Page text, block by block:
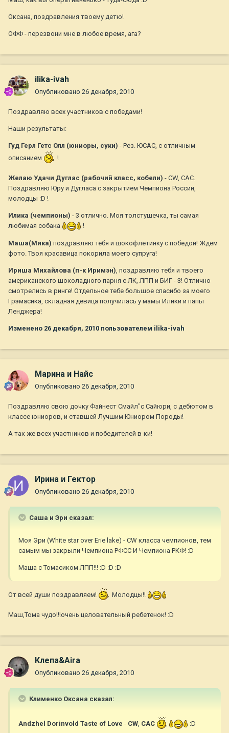
Оксана, поздравления твоему детю!
ОФФ - перезвони мне в любое время, ага?
ilika-ivah
Опубликовано 26 декабря, 2010
Поздравляю всех участников с победами!
Наши результаты:
Гуд Герл Гетс Олл (юниоры, суки) - Рез. ЮСАС, с отличным
описанием
!
Желаю Удачи Дуглас (рабочий класс, кобели) - CW, CAC.
Поздравляю Юру и Дугласа с закрытием Чемпиона России,
молодцы :D !
Илика (чемпионы) - 3 отлично. Моя толстушечка, ты самая
любимая собака
!
Маша(Мика) поздравляю тебя и шокофлетинку с победой! Ждем
фото. Твоя красавица покорила моего супруга!
Ириша Михайлова (п-к Иримэн) , поздравляю тебя и твоего
американского шоколадного парня с ЛК, ЛПП и БИГ - 3! Отлично
смотрелись в ринге! Отдельное тебе большое спасибо за моего
Грэмасика, складная девица получилась у мамы Илики и папы
Ленджера!
Изменено 26 декабря, 2010 пользователем ilika-ivah
Марина и Найс
Опубликовано 26 декабря, 2010
Поздравляю свою дочку Файнест Смайл"с Сайюри, с дебютом в
классе юниоров, и ставшей Лучшим Юниором Породы!
А так же всех участников и победителей в-ки!
Ирина и Гектор
Опубликовано 26 декабря, 2010
Саша и Эри сказал:
Моя Эри (White star over Erie lake) - СW класса чемпионов, тем
самым мы закрыли Чемпиона РФСС И Чемпиона РКФ! :D
Маша с Томасиком ЛПП!!! :D :D :D
От всей души поздравляем! Молодцы!!
Маш,Тома чудо!!!очень целовательный ребетенок! :D
Клепа&Aira
Опубликовано 26 декабря, 2010
Клименко Оксана сказал:
Andzhel Dorinvold Taste of Love - CW, CAC :D